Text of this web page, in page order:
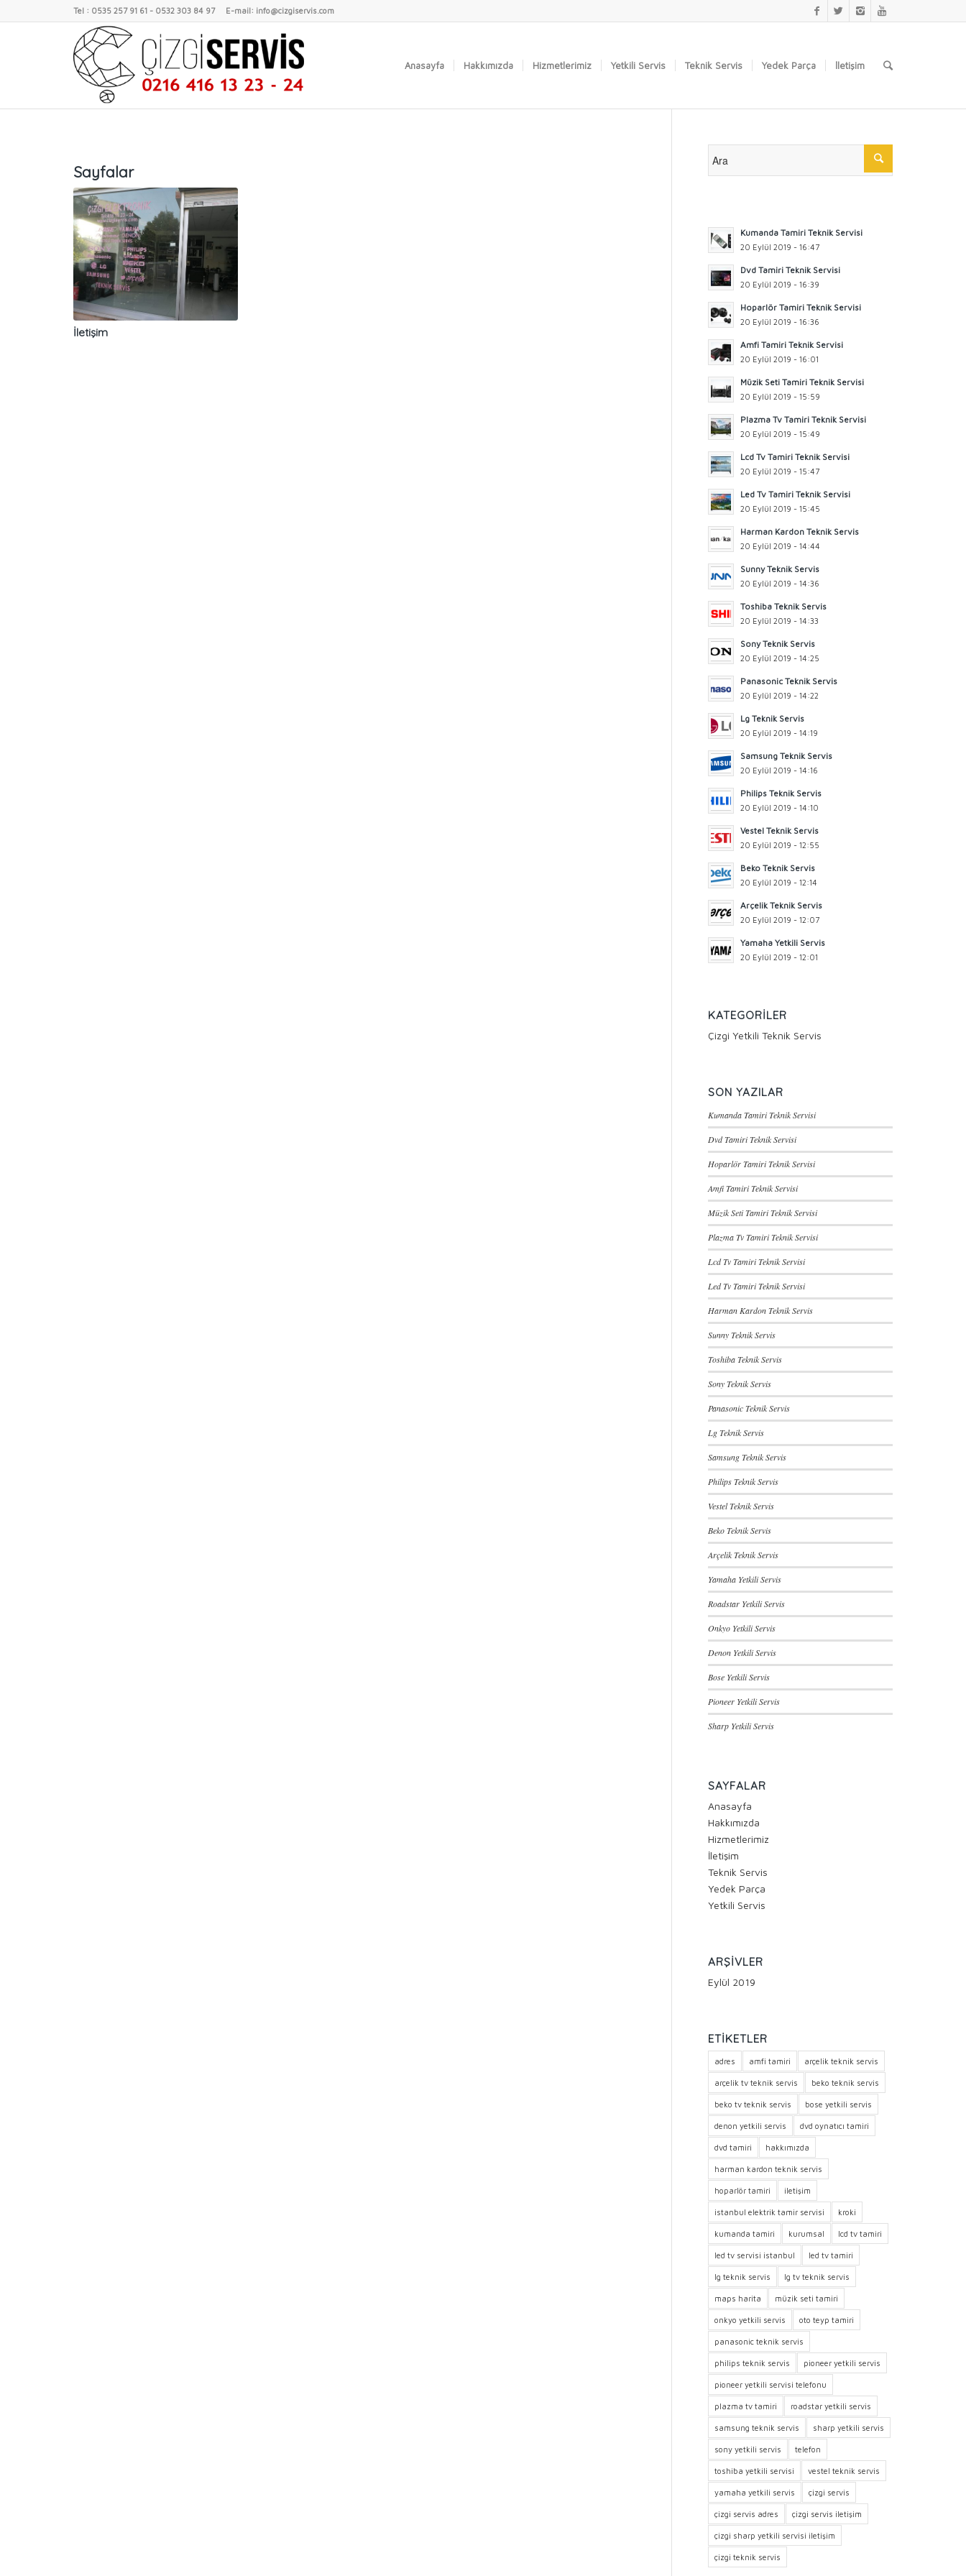
Tel : 0535 257 91 61 - 0532 303 84 97 E-mail: info@cizgiservis.com
Anasayfa Hakkımızda Hizmetlerimiz Yetkili Servis Teknik Servis Yedek Parça İletişim
Sayfalar
İletişim
Kumanda Tamiri Teknik Servisi
20 Eylül 2019 - 16:47
Dvd Tamiri Teknik Servisi
20 Eylül 2019 - 16:39
Hoparlör Tamiri Teknik Servisi
20 Eylül 2019 - 16:36
Amfi Tamiri Teknik Servisi
20 Eylül 2019 - 16:01
Müzik Seti Tamiri Teknik Servisi
20 Eylül 2019 - 15:59
Plazma Tv Tamiri Teknik Servisi
20 Eylül 2019 - 15:49
Lcd Tv Tamiri Teknik Servisi
20 Eylül 2019 - 15:47
Led Tv Tamiri Teknik Servisi
20 Eylül 2019 - 15:45
Harman Kardon Teknik Servis
20 Eylül 2019 - 14:44
Sunny Teknik Servis
20 Eylül 2019 - 14:36
Toshiba Teknik Servis
20 Eylül 2019 - 14:33
Sony Teknik Servis
20 Eylül 2019 - 14:25
Panasonic Teknik Servis
20 Eylül 2019 - 14:22
Lg Teknik Servis
20 Eylül 2019 - 14:19
Samsung Teknik Servis
20 Eylül 2019 - 14:16
Philips Teknik Servis
20 Eylül 2019 - 14:10
Vestel Teknik Servis
20 Eylül 2019 - 12:55
Beko Teknik Servis
20 Eylül 2019 - 12:14
Arçelik Teknik Servis
20 Eylül 2019 - 12:07
Yamaha Yetkili Servis
20 Eylül 2019 - 12:01
KATEGORILER
Çizgi Yetkili Teknik Servis
SON YAZILAR
Kumanda Tamiri Teknik Servisi
Dvd Tamiri Teknik Servisi
Hoparlör Tamiri Teknik Servisi
Amfi Tamiri Teknik Servisi
Müzik Seti Tamiri Teknik Servisi
Plazma Tv Tamiri Teknik Servisi
Lcd Tv Tamiri Teknik Servisi
Led Tv Tamiri Teknik Servisi
Harman Kardon Teknik Servis
Sunny Teknik Servis
Toshiba Teknik Servis
Sony Teknik Servis
Panasonic Teknik Servis
Lg Teknik Servis
Samsung Teknik Servis
Philips Teknik Servis
Vestel Teknik Servis
Beko Teknik Servis
Arçelik Teknik Servis
Yamaha Yetkili Servis
Roadstar Yetkili Servis
Onkyo Yetkili Servis
Denon Yetkili Servis
Bose Yetkili Servis
Pioneer Yetkili Servis
Sharp Yetkili Servis
SAYFALAR
Anasayfa
Hakkımızda
Hizmetlerimiz
İletişim
Teknik Servis
Yedek Parça
Yetkili Servis
ARŞIVLER
Eylül 2019
ETIKETLER
adres amfi tamiri arçelik teknik servis
arçelik tv teknik servis beko teknik servis
beko tv teknik servis bose yetkili servis
denon yetkili servis dvd oynatıcı tamiri
dvd tamiri hakkımızda
harman kardon teknik servis
hoparlör tamiri iletişim
istanbul elektrik tamir servisi kroki
kumanda tamiri kurumsal lcd tv tamiri
led tv servisi istanbul led tv tamiri
lg teknik servis lg tv teknik servis
maps harita müzik seti tamiri
onkyo yetkili servis oto teyp tamiri
panasonic teknik servis
philips teknik servis pioneer yetkili servis
pioneer yetkili servisi telefonu
plazma tv tamiri roadstar yetkili servis
samsung teknik servis sharp yetkili servis
sony yetkili servis telefon
toshiba yetkili servisi vestel teknik servis
yamaha yetkili servis çizgi servis
çizgi servis adres çizgi servis iletişim
çizgi sharp yetkili servisi iletişim
çizgi teknik servis